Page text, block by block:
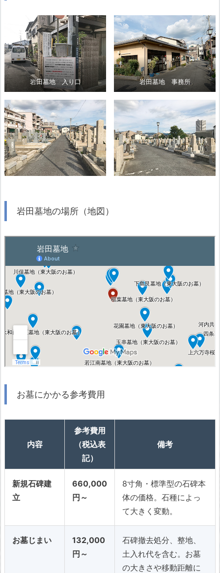
岩田墓地 入り口 岩田墓地 事務所
岩田墓地の場所（地図）
お墓にかかる参考費用
内容
参考費用
（税込表
記）
備考
新規石碑建
立
660,000
円～
8寸角・標準型の石碑本
体の価格。石種によっ
て大きく変動。
お墓じまい
132,000
円～
石碑撤去処分、整地、
土入れ代を含む。お墓
の大きさや移動距離に